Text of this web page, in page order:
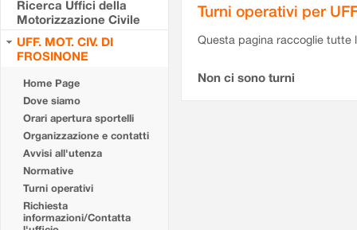
Ricerca Uffici della
Motorizzazione Civile
UFF. MOT. CIV. DI
FROSINONE
Home Page
Dove siamo
Orari apertura sportelli
Organizzazione e contatti
Avvisi all'utenza
Normative
Turni operativi
Richiesta
informazioni/Contatta
Turni operativi per
Questa pagina raccoglie tutte
Non ci sono turni